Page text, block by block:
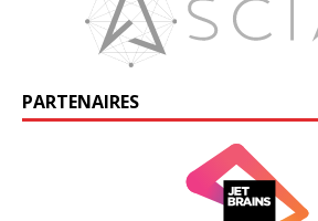
PARTENAIRES